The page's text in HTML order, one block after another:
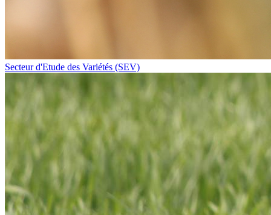
Secteur d'Etude des Variétés (SEV)